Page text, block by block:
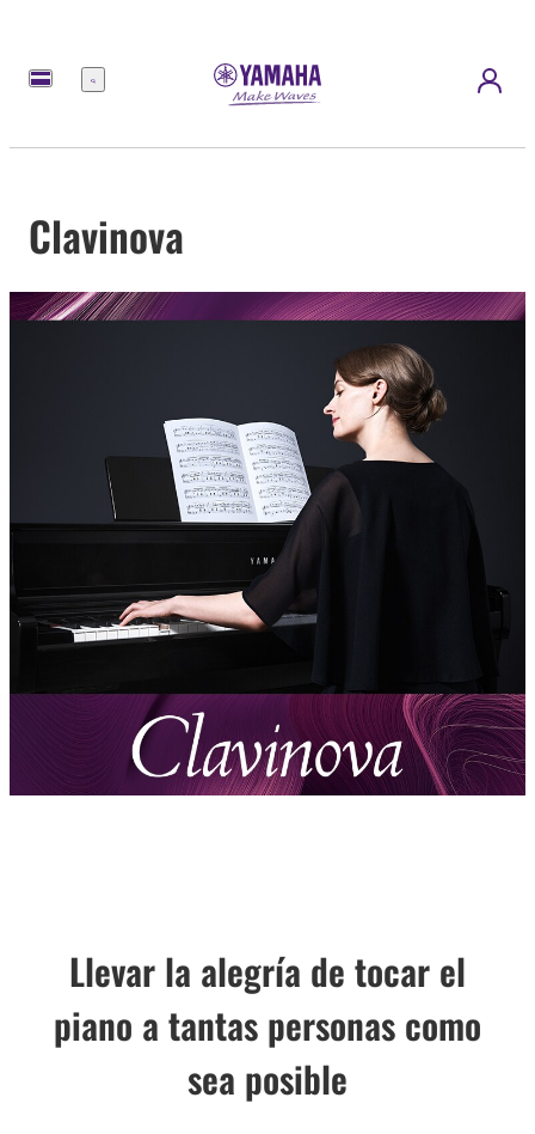
Menú
Clavinova
Llevar la alegría de tocar el
piano a tantas personas como
sea posible